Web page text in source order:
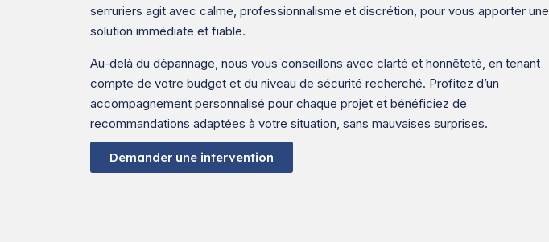
serruriers agit avec calme, professionnalisme et discrétion, pour vous apporter une
solution immédiate et fiable.
Au-delà du dépannage, nous vous conseillons avec clarté et honnêteté, en tenant
compte de votre budget et du niveau de sécurité recherché. Profitez d’un
accompagnement personnalisé pour chaque projet et bénéficiez de
recommandations adaptées à votre situation, sans mauvaises surprises.
Demander une intervention